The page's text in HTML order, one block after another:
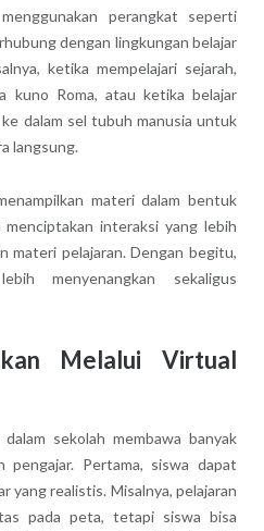
perangkat seperti
dengan lingkungan belajar
ketika mempelajari sejarah,
kuno Roma, atau ketika belajar
ke dalam sel tubuh manusia untuk
langsung.
materi dalam bentuk
interaksi yang lebih
materi pelajaran. Dengan begitu,
menyenangkan sekaligus
Melalui Virtual
sekolah membawa banyak
pengajar. Pertama, siswa dapat
yang realistis. Misalnya, pelajaran
pada peta, tetapi siswa bisa